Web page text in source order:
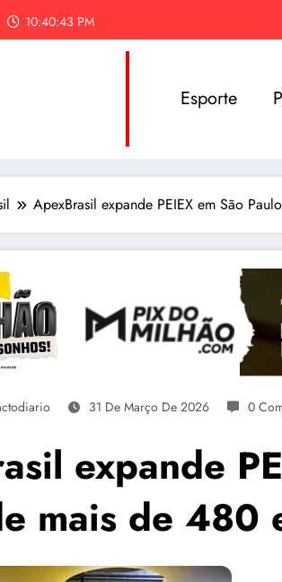
10:40:44 PM
Esporte
ApexBrasil expande PEIEX em São
31 De Março De 2026 0
expande
mais de 480